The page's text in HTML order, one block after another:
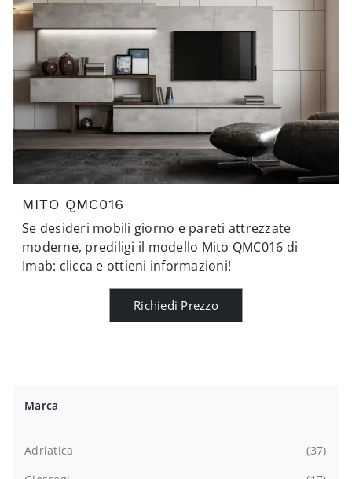
MITO QMC016
Se desideri mobili giorno e pareti attrezzate
moderne, prediligi il modello Mito QMC016 di
Imab: clicca e ottieni informazioni!
Richiedi Prezzo
Marca
Adriatica
37